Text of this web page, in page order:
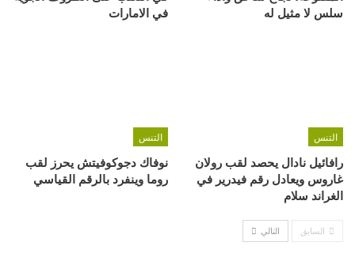
سلس لا مثيل له
في الامارات
التنس
رافائيل نادال يحصد لقب رولان
غاروس ويعادل رقم فيدرير في
الغراند سلام
التنس
نوفاك دجوكوفيتش يحرز لقب
روما وينفرد بالرقم القياسي
السابق التالي